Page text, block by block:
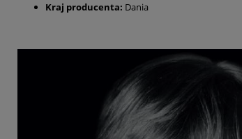
Kraj producenta: Dania